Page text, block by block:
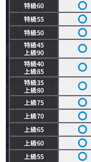
特級60
特級55
特級50
特級45
上級90
特級40
上級85
特級35
上級80
上級75
上級70
上級65
上級60
上級55